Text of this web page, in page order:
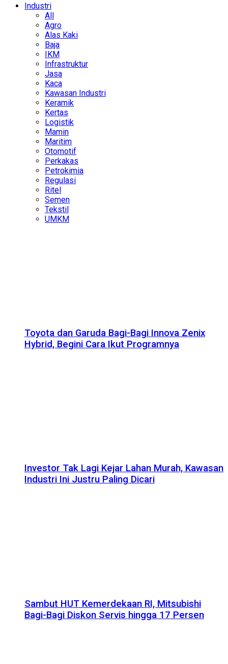
Industri
All
Agro
Alas Kaki
Baja
IKM
Infrastruktur
Jasa
Kaca
Kawasan Industri
Keramik
Kertas
Logistik
Mamin
Maritim
Otomotif
Perkakas
Petrokimia
Regulasi
Ritel
Semen
Tekstil
UMKM
Toyota dan Garuda Bagi-Bagi Innova Zenix
Hybrid, Begini Cara Ikut Programnya
Investor Tak Lagi Kejar Lahan Murah, Kawasan
Industri Ini Justru Paling Dicari
Sambut HUT Kemerdekaan RI, Mitsubishi
Bagi-Bagi Diskon Servis hingga 17 Persen